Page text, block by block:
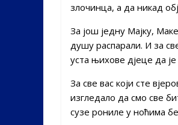
злочинца, а да никад
За још једну Мајку,
душу распарали. И за
уста њихове дјеце да
За све вас који сте
изгледало да смо све
сузе рониле у ноћима